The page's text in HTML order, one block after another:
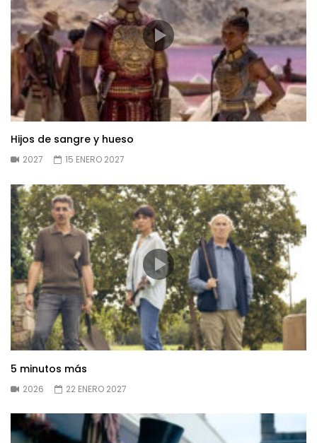
Hijos de sangre y hueso
2027 15 ENERO 2027
5 minutos más
2026 22 ENERO 2027